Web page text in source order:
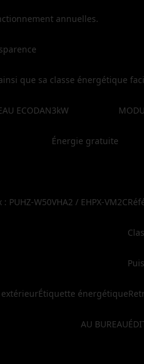
annuelles.
que sa classe énergétique
ECODAN3kW
Énergie gratuite
: PUHZ-W50VHA2 / EHPX-VM2C
Étiquette énergétique
AU BUREAU